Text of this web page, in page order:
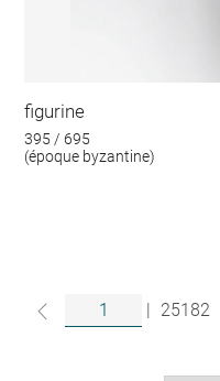
figurine
395 / 695
(époque byzantine)
| 25182